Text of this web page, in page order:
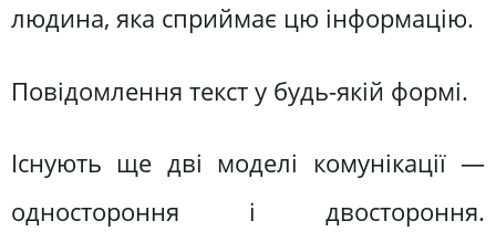
людина, яка сприймає цю інформацію.
Повідомлення текст у будь-якій формі.
Існують ще дві моделі комунікації —
одностороння і двостороння.